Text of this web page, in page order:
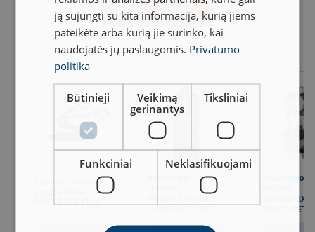
Žiūrėti produktus
2-jų šakų elastinė
POWERTEX FL-2
Aukštalipio
POWERTEX
PLUS r-PET
ją sujungti su kita informacija, kurią jiems
pateikėte arba kurią jie surinko, kai
naudojatės jų paslaugomis. Privatumo
politika
Būtinieji
Veikimą
gerinantys
Tiksliniai
Funkciniai Neklasifikuojami